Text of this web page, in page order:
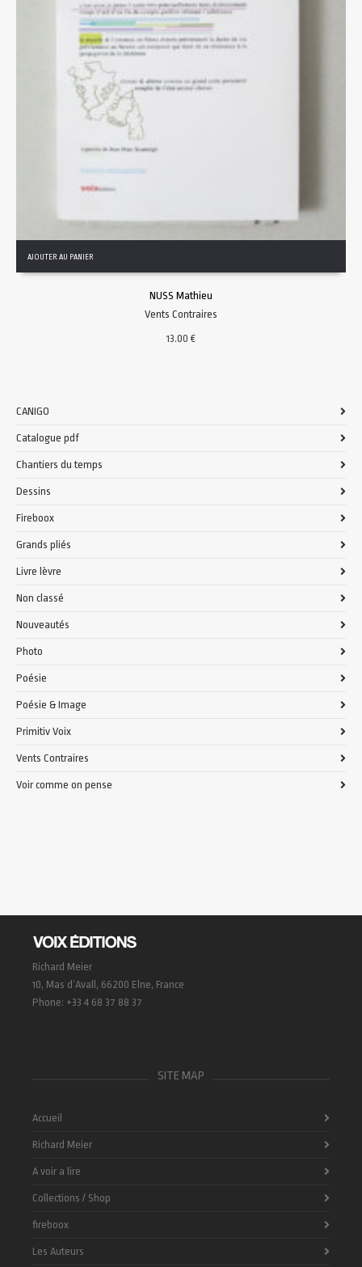
AJOUTER AU PANIER
NUSS Mathieu
Vents Contraires
13.00€
CANIGO
Catalogue pdf
Chantiers du temps
Dessins
Fireboox
Grands pliés
Livre lèvre
Non classé
Nouveautés
Photo
Poésie
Poésie & Image
Primitiv Voix
Vents Contraires
Voir comme on pense
Richard Meier
10, Mas d’Avall, 66200 Elne, France
Phone: +33 4 68 37 88 37
SITE MAP
Accueil
Richard Meier
A voir a lire
Collections / Shop
fireboox
Les Auteurs